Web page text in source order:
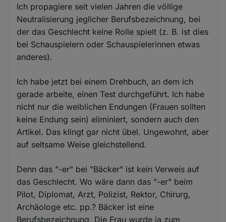
Ich propagiere seit vielen Jahren die völlige
Neutralisierung jeglicher Berufsbezeichnung, bei
der das Geschlecht keine Rolle spielt (z. B. ist dies
bei Schauspielern oder Schauspielerinnen etwas
anderes).
Ich habe jetzt bei einem Drehbuch, an dem ich
gerade arbeite, einen Test durchgeführt. Ich habe
nicht nur die weiblichen Endungen (Frauen sollten
keine Endung sein) eliminiert, sondern auch den
Artikel. Das klingt gar nicht übel. Ungewohnt, aber
auf seltsame Weise gleichstellend.
Denn das "-er" bei "Bäcker" ist kein Verweis auf
das Geschlecht. Wo wäre dann das "-er" beim
Pilot, Diplomat, Arzt, Polizist, Rektor, Chirurg,
Archäologe etc. pp.? Bäcker ist eine
Berufsbezeichnung. Die Frau wurde ja zum